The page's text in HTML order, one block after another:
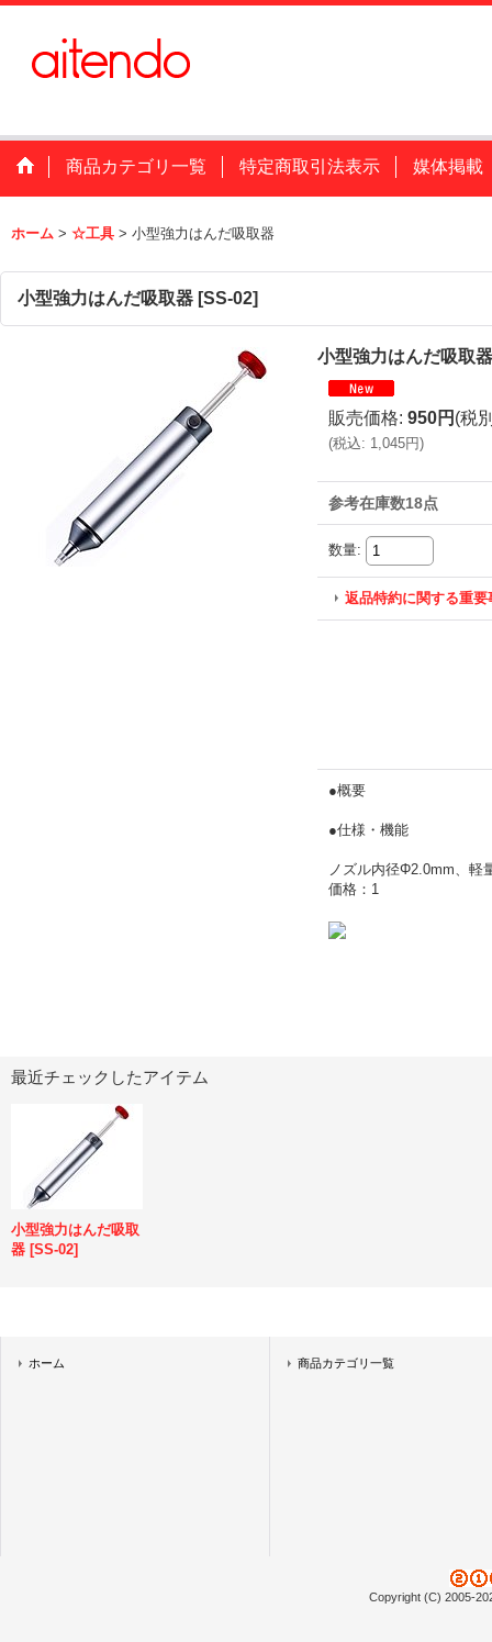
商品カテゴリ一覧 特定商取引法表示 媒体掲載
ホーム > ☆工具 > 小型強力はんだ吸取器
小型強力はんだ吸取器 [SS-02]
小型強力はんだ吸取器
販売価格: 950円 (税
(税込: 1,045円)
参考在庫数18点
数量:
返品特約に関する重要
●概要
●仕様・機能
ノズル内径Φ2.0mm、軽
価格：1
最近チェックしたアイテム
小型強力はんだ吸取
器 [SS-02]
ホーム 商品カテゴリ一覧
Copyright (C) 2005-